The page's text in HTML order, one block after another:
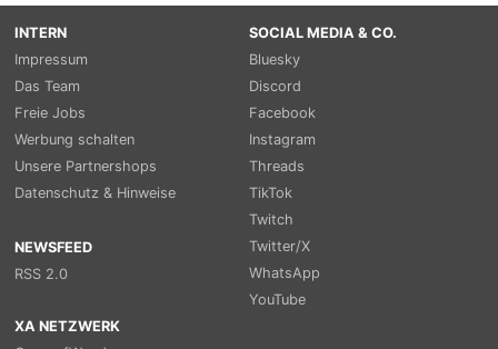
INTERN
Impressum
Das Team
Freie Jobs
Werbung schalten
Unsere Partnershops
Datenschutz & Hinweise
NEWSFEED
RSS 2.0
SOCIAL MEDIA & CO.
Bluesky
Discord
Facebook
Instagram
Threads
TikTok
Twitch
Twitter/X
WhatsApp
YouTube
XA NETZWERK